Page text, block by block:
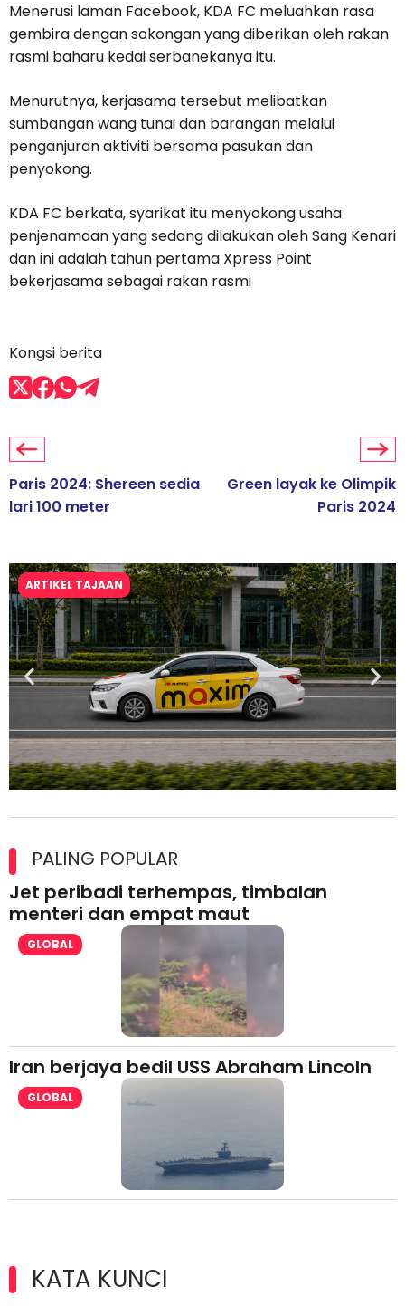
Menerusi laman Facebook, KDA FC meluahkan rasa
gembira dengan sokongan yang diberikan oleh rakan
rasmi baharu kedai serbanekanya itu.
Menurutnya, kerjasama tersebut melibatkan
sumbangan wang tunai dan barangan melalui
penganjuran aktiviti bersama pasukan dan
penyokong.
KDA FC berkata, syarikat itu menyokong usaha
penjenamaan yang sedang dilakukan oleh Sang Kenari
dan ini adalah tahun pertama Xpress Point
bekerjasama sebagai rakan rasmi
Kongsi berita
Paris 2024: Shereen sedia
lari 100 meter
Green layak ke Olimpik
Paris 2024
ARTIKEL TAJAAN
lesen separuh pertama 2026
PALING POPULAR
Jet peribadi terhempas, timbalan
menteri dan empat maut
GLOBAL
Iran berjaya bedil USS Abraham Lincoln
GLOBAL
KATA KUNCI